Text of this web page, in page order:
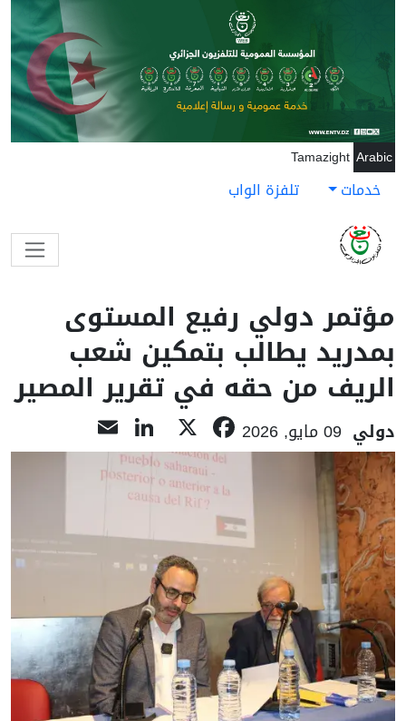
تجاوز إلى المحتوى الرئيسي
Arabic
Tamazight
خدمات تلفزة الواب
مؤتمر دولي رفيع المستوى
بمدريد يطالب بتمكين شعب
الريف من حقه في تقرير المصير
دولي 09 مايو, 2026 Facebook
LinkedIn